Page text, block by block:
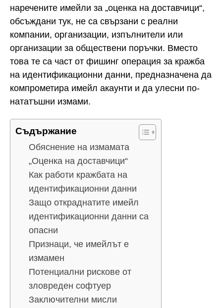
наречените имейли за „оценка на доставчици“,
обсъждани тук, не са свързани с реални
компании, организации, изпълнители или
организации за обществени поръчки. Вместо
това те са част от фишинг операция за кражба
на идентификационни данни, предназначена да
компрометира имейл акаунти и да улесни по-
нататъшни измами.
Съдържание
Обяснение на измамата
„Оценка на доставчици“
Как работи кражбата на
идентификационни данни
Защо откраднатите имейл
идентификационни данни са
опасни
Признаци, че имейлът е
измамен
Потенциални рискове от
зловреден софтуер
Заключителни мисли